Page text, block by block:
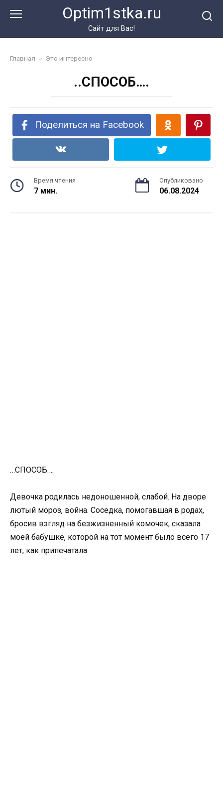
Optim1stka.ru
Сайт для Вас!
Главная » Это интересно
..СПОСОБ….
Поделиться на Facebook
Время чтения
7 мин.
Опубликовано
06.08.2024
…СПОСОБ….
Девочка родилась недоношенной, слабой. На дворе
лютый мороз, война. Соседка, помогавшая в родах,
бросив взгляд на безжизненный комочек, сказала
моей бабушке, которой на тот момент было всего 17
лет, как припечатала: